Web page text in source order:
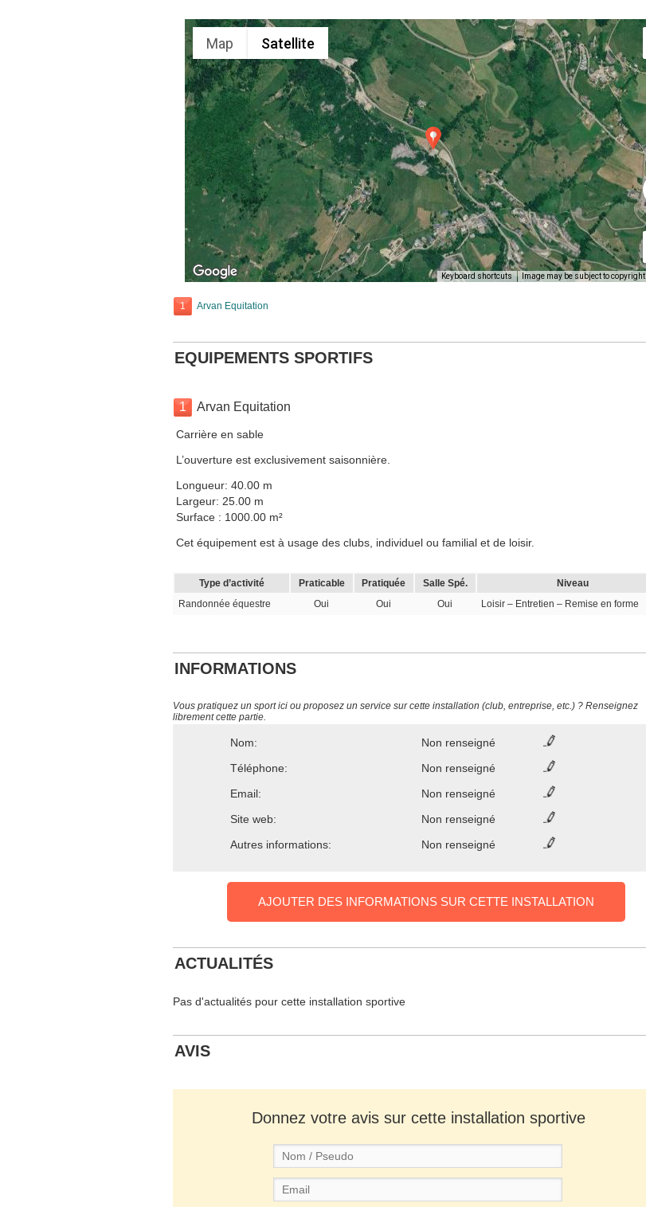
Map Satellite
Keyboard shortcuts Image may be subject to copyright
1 Arvan Equitation
EQUIPEMENTS SPORTIFS
1 Arvan Equitation
Carrière en sable
L’ouverture est exclusivement saisonnière.
Longueur: 40.00 m
Largeur: 25.00 m
Surface : 1000.00 m²
Cet équipement est à usage des clubs, individuel ou familial et de loisir.
Type d’activité Praticable Pratiquée Salle Spé.
Niveau
Randonnée équestre
Oui Oui Oui Loisir – Entretien – Remise en forme
INFORMATIONS
Vous pratiquez un sport ici ou proposez un service sur cette installation (club, entreprise, etc.) ? Renseignez
librement cette partie.
Nom:
Non renseigné
Téléphone:
Non renseigné
Email:
Non renseigné
Site web:
Non renseigné
Autres informations:
Non renseigné
AJOUTER DES INFORMATIONS SUR CETTE INSTALLATION
ACTUALITÉS
Pas d'actualités pour cette installation sportive
AVIS
Donnez votre avis sur cette installation sportive